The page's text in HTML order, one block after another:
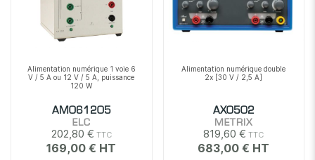
Alimentation numérique 1 voie 6
V / 5 A ou 12 V / 5 A, puissance
120 W
AM061205
ELC
202,80 €
169,00 €
Alimentation numérique double
2x [30 V / 2,5 A]
AX0502
METRIX
819,60 €
683,00 €